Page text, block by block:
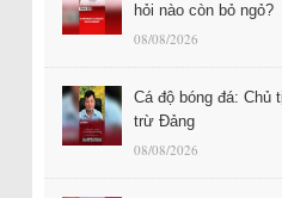
hỏi nào còn bỏ ngỏ?
08/08/2026
Cá độ bóng đá: Chủ
trừ Đảng
08/08/2026